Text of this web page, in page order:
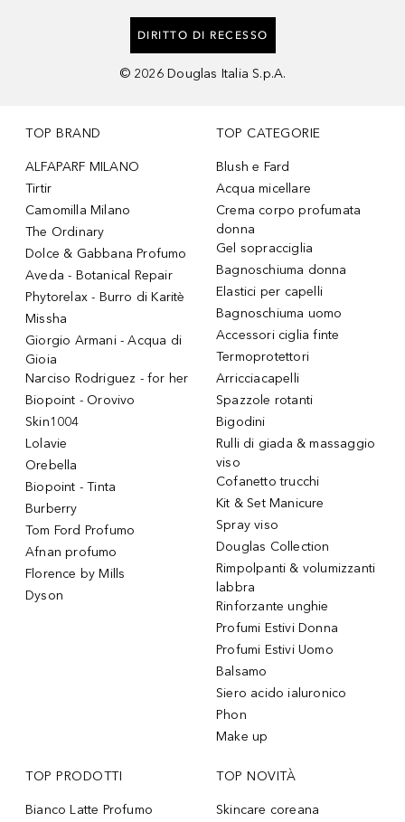
DIRITTO DI RECESSO
© 2026 Douglas Italia S.p.A.
TOP BRAND
ALFAPARF MILANO
Tirtir
Camomilla Milano
The Ordinary
Dolce & Gabbana Profumo
Aveda - Botanical Repair
Phytorelax - Burro di Karitè
Missha
Giorgio Armani - Acqua di
Gioia
Narciso Rodriguez - for her
Biopoint - Orovivo
Skin1004
Lolavie
Orebella
Biopoint - Tinta
Burberry
Tom Ford Profumo
Afnan profumo
Florence by Mills
Dyson
TOP CATEGORIE
Blush e Fard
Acqua micellare
Crema corpo profumata
donna
Gel sopracciglia
Bagnoschiuma donna
Elastici per capelli
Bagnoschiuma uomo
Accessori ciglia finte
Termoprotettori
Arricciacapelli
Spazzole rotanti
Bigodini
Rulli di giada & massaggio
viso
Cofanetto trucchi
Kit & Set Manicure
Spray viso
Douglas Collection
Rimpolpanti & volumizzanti
labbra
Rinforzante unghie
Profumi Estivi Donna
Profumi Estivi Uomo
Balsamo
Siero acido ialuronico
Phon
Make up
TOP PRODOTTI
Bianco Latte Profumo
TOP NOVITÀ
Skincare coreana